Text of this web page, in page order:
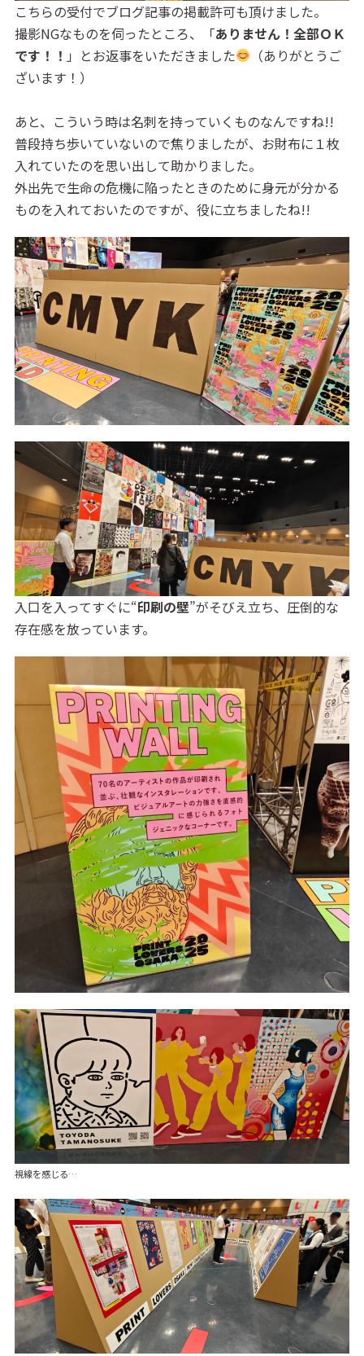
こちらの受付でブログ記事の掲載許可も頂けました。
撮影NGなものを伺ったところ、「ありません！全部ＯＫ
です！！ 」とお返事をいただきました
（ありがとうご
ざいます！）
あと、こういう時は名刺を持っていくものなんですね!!
普段持ち歩いていないので焦りましたが、お財布に１枚
入れていたのを思い出して助かりました。
外出先で生命の危機に陥ったときのために身元が分かる
ものを入れておいたのですが、役に立ちましたね!!
入口を入ってすぐに“印刷の壁”がそびえ立ち、圧倒的な
存在感を放っています。
視線を感じる…